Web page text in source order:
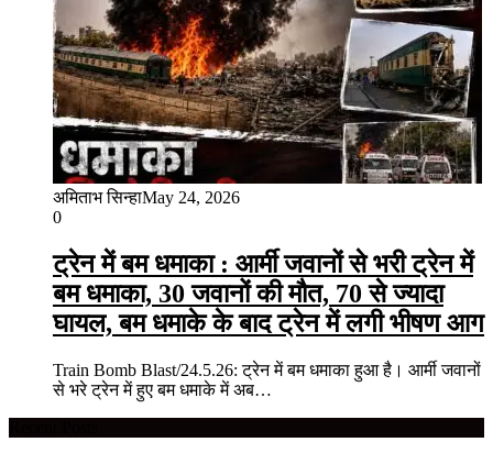
अमिताभ सिन्हाMay 24, 2026
0
ट्रेन में बम धमाका : आर्मी जवानों से भरी ट्रेन में
बम धमाका, 30 जवानों की मौत, 70 से ज्यादा
घायल, बम धमाके के बाद ट्रेन में लगी भीषण आग
Train Bomb Blast/24.5.26: ट्रेन में बम धमाका हुआ है। आर्मी जवानों
से भरे ट्रेन में हुए बम धमाके में अब…